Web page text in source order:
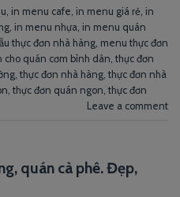
in menu cafe in menu giá rẻ in
in menu nhựa in menu quán
thực đơn nhà hàng menu thực đơn
cho quán cơm bình dân thực đơn
thực đơn nhà hàng thực đơn nhà
thực đơn quán ngon thực đơn
Leave a comment
quán cà phê. Đẹp,